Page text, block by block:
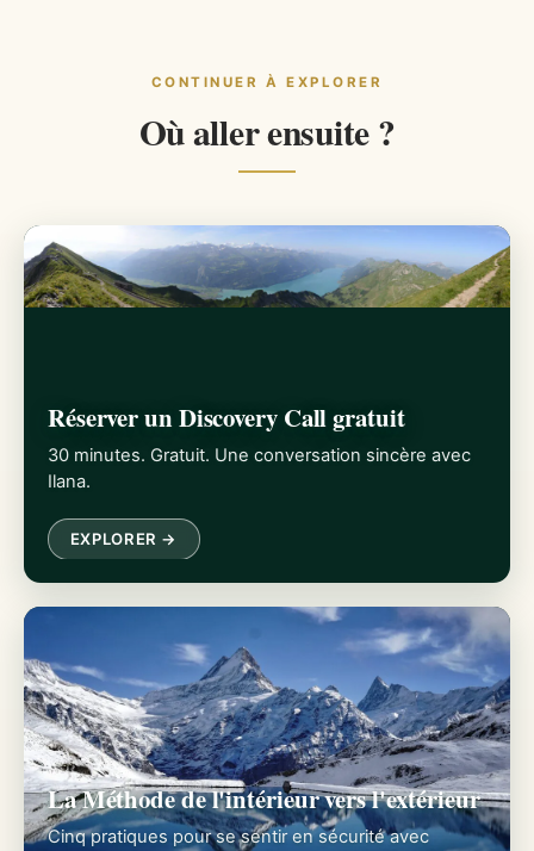
CONTINUER À EXPLORER
Où aller ensuite ?
Réserver un Discovery Call gratuit
30 minutes. Gratuit. Une conversation sincère avec
Ilana.
EXPLORER →
La Méthode de l'intérieur vers l'extérieur
Cinq pratiques pour se sentir en sécurité avec